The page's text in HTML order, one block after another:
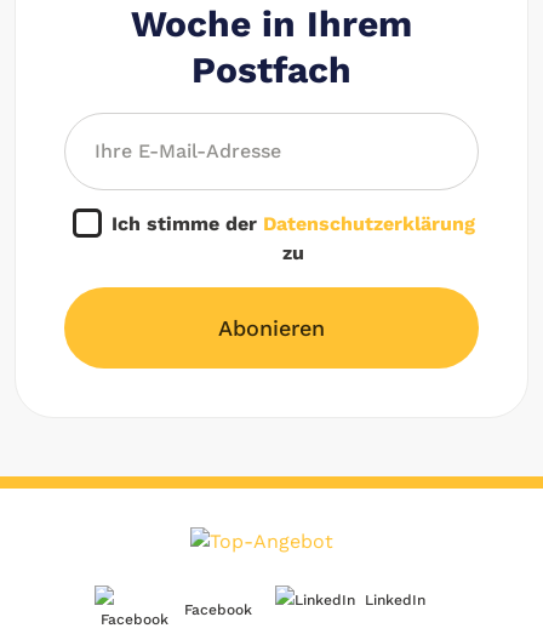
Woche in Ihrem
Postfach
Ich stimme der Datenschutzerklärung
zu
Abonieren
Facebook
LinkedIn